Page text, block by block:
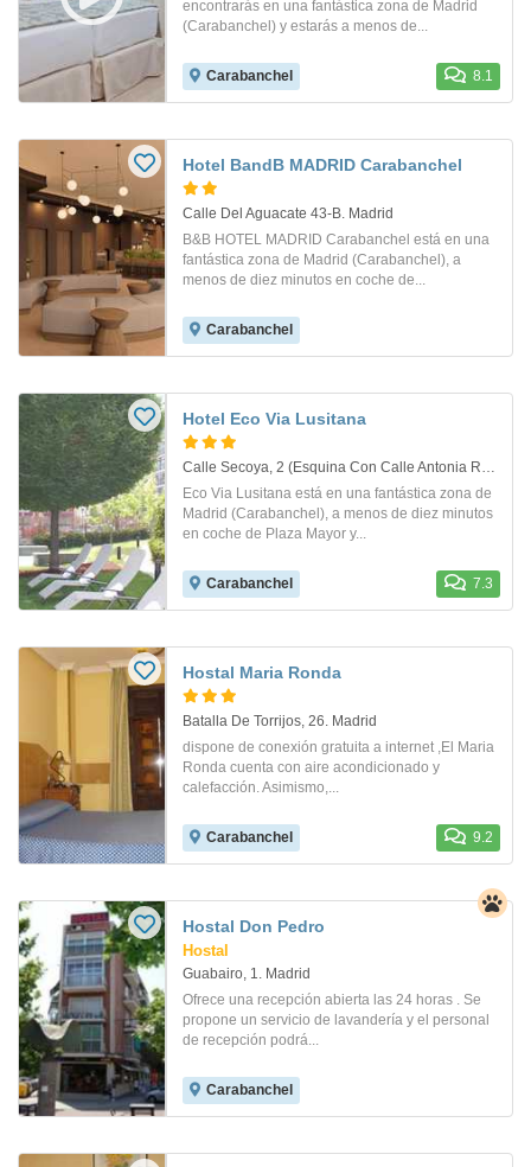
encontrarás en una fantástica zona de Madrid
(Carabanchel) y estarás a menos de...
Carabanchel 8.1
Hotel BandB MADRID Carabanchel
Calle Del Aguacate 43-B. Madrid
B&B HOTEL MADRID Carabanchel está en una
fantástica zona de Madrid (Carabanchel), a
menos de diez minutos en coche de...
Carabanchel
Hotel Eco Via Lusitana
Calle Secoya, 2 (Esquina Con Calle Antonia Rodriguez Sacristan). Madrid
Eco Via Lusitana está en una fantástica zona de
Madrid (Carabanchel), a menos de diez minutos
en coche de Plaza Mayor y...
Carabanchel 7.3
Hostal Maria Ronda
Batalla De Torrijos, 26. Madrid
dispone de conexión gratuita a internet ,El Maria
Ronda cuenta con aire acondicionado y
calefacción. Asimismo,...
Carabanchel 9.2
Hostal Don Pedro
Hostal
Guabairo, 1. Madrid
Ofrece una recepción abierta las 24 horas . Se
propone un servicio de lavandería y el personal
de recepción podrá...
Carabanchel